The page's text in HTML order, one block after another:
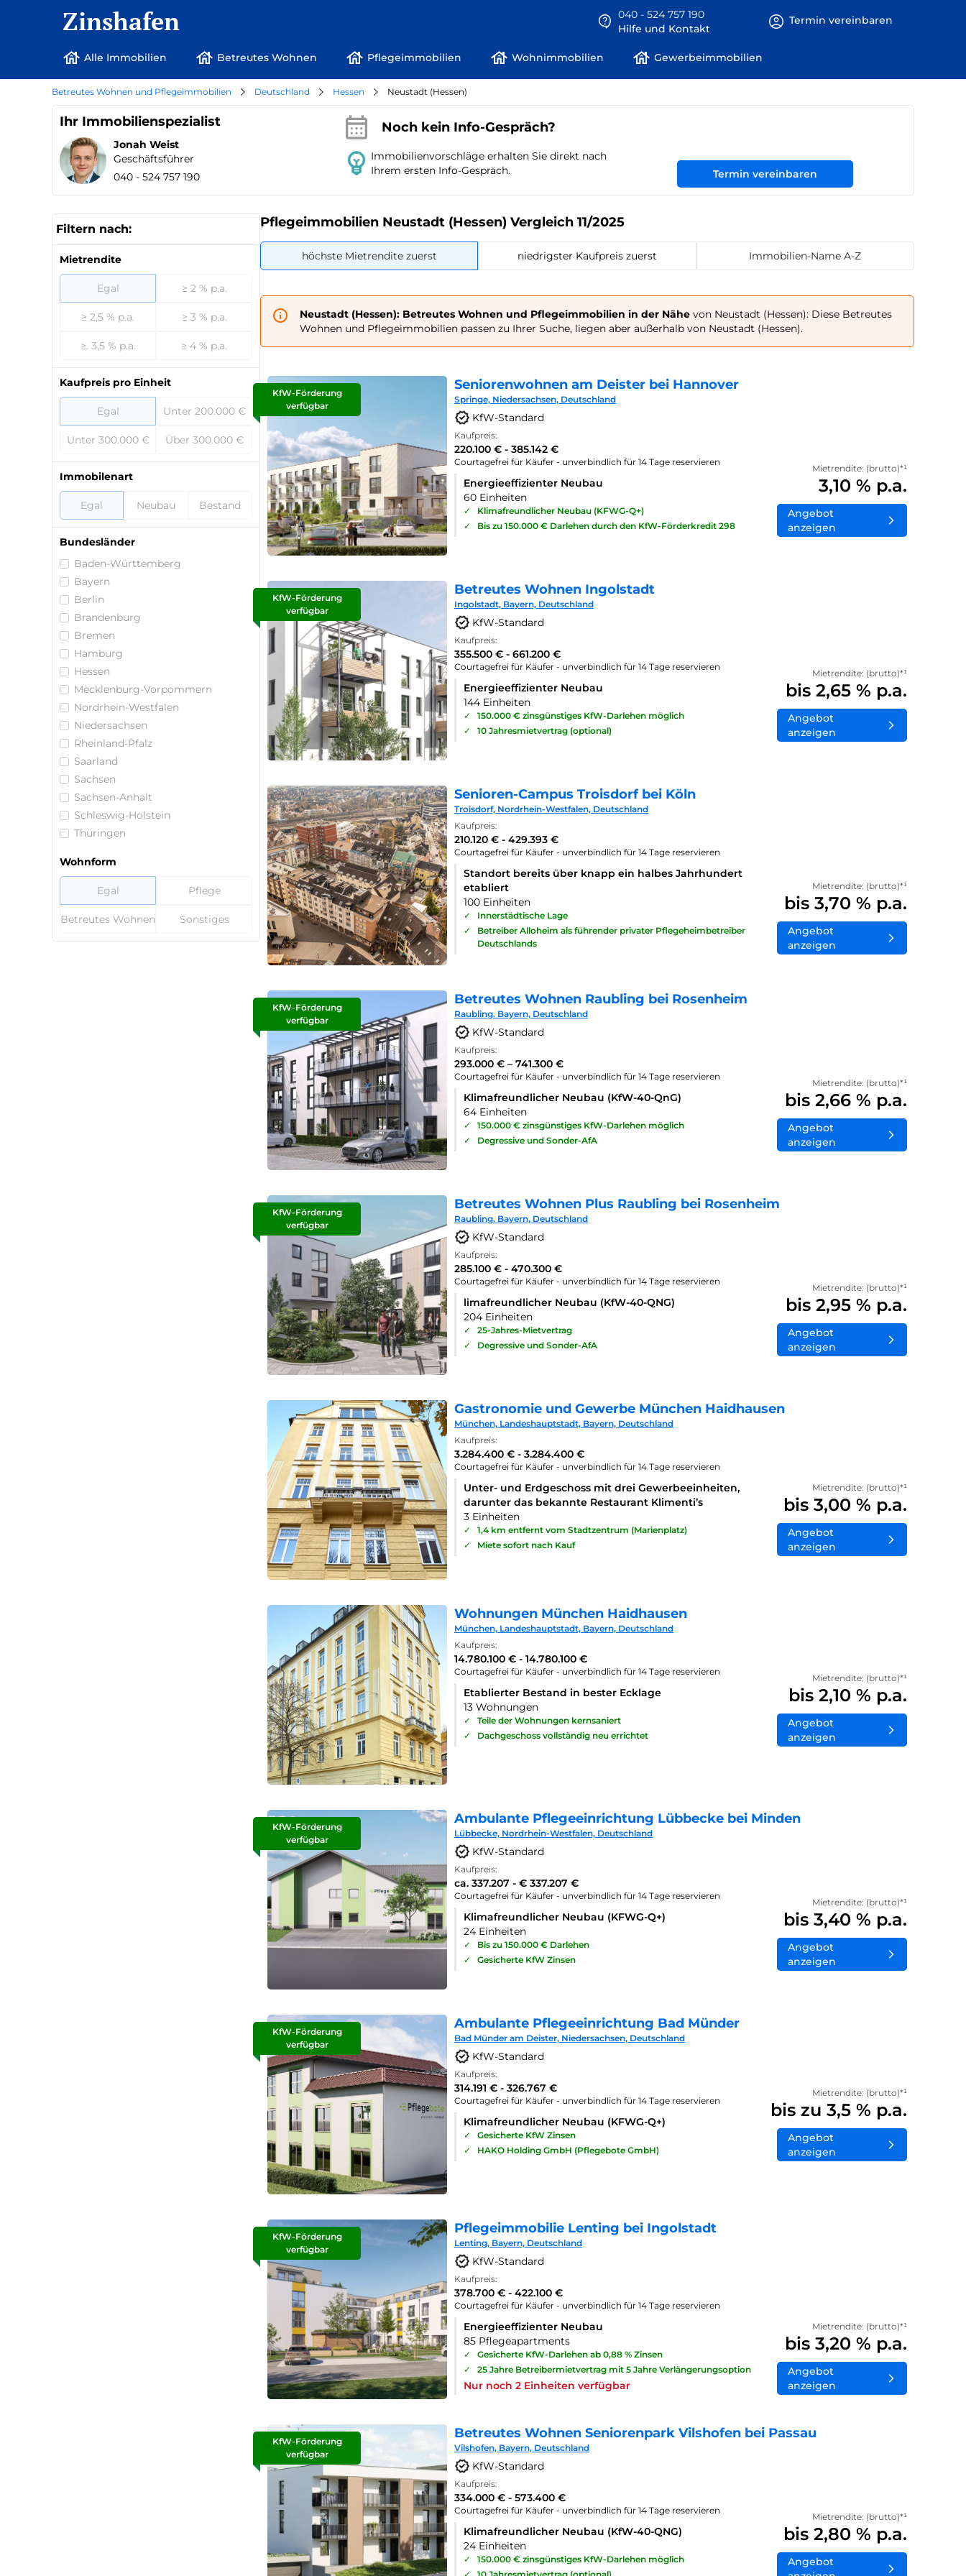
Zinshafen
040 - 524 757 190
Hilfe und Kontakt
Termin vereinbaren
Alle Immobilien Betreutes Wohnen Pflegeimmobilien Wohnimmobilien Gewerbeimmobilien
Betreutes Wohnen und Pflegeimmobilien Deutschland Hessen Neustadt (Hessen)
Ihr Immobilienspezialist
Jonah Weist
Geschäftsführer
040 - 524 757 190
Noch kein Info-Gespräch?
Immobilienvorschläge erhalten Sie direkt nach
Ihrem ersten Info-Gespräch.
Termin vereinbaren
Filtern nach:
Mietrendite
Egal ≥ 2 % p.a.
≥ 2,5 % p.a. ≥ 3 % p.a.
≥. 3,5 % p.a. ≥ 4 % p.a.
Kaufpreis pro Einheit
Egal Unter 200.000 €
Unter 300.000 € Über 300.000 €
Immobilenart
Egal Neubau Bestand
Bundesländer
Baden-Württemberg
Bayern
Berlin
Brandenburg
Bremen
Hamburg
Hessen
Mecklenburg-Vorpommern
Nordrhein-Westfalen
Niedersachsen
Rheinland-Pfalz
Saarland
Sachsen
Sachsen-Anhalt
Schleswig-Holstein
Thüringen
Wohnform
Egal Pflege
Betreutes Wohnen Sonstiges
Pflegeimmobilien Neustadt (Hessen) Vergleich 11/2025
höchste Mietrendite zuerst niedrigster Kaufpreis zuerst Immobilien-Name A-Z
Neustadt (Hessen): Betreutes Wohnen und Pflegeimmobilien in der Nähe von Neustadt (Hessen): Diese Betreutes
Wohnen und Pflegeimmobilien passen zu Ihrer Suche, liegen aber außerhalb von Neustadt (Hessen).
KfW-Förderung
verfügbar
Seniorenwohnen am Deister bei Hannover
Springe, Niedersachsen, Deutschland
KfW-Standard
Kaufpreis:
220.100 € - 385.142 €
Courtagefrei für Käufer - unverbindlich für 14 Tage reservieren
Energieeffizienter Neubau
60 Einheiten
✓
Klimafreundlicher Neubau (KFWG-Q+)
✓
Bis zu 150.000 € Darlehen durch den KfW-Förderkredit 298
Mietrendite: (brutto)*¹
3,10 % p.a.
Angebot
anzeigen
KfW-Förderung
verfügbar
Betreutes Wohnen Ingolstadt
Ingolstadt, Bayern, Deutschland
KfW-Standard
Kaufpreis:
355.500 € - 661.200 €
Courtagefrei für Käufer - unverbindlich für 14 Tage reservieren
Energieeffizienter Neubau
144 Einheiten
✓
150.000 € zinsgünstiges KfW-Darlehen möglich
✓
10 Jahresmietvertrag (optional)
Mietrendite: (brutto)*¹
bis 2,65 % p.a.
Angebot
anzeigen
Senioren-Campus Troisdorf bei Köln
Troisdorf, Nordrhein-Westfalen, Deutschland
Kaufpreis:
210.120 € - 429.393 €
Courtagefrei für Käufer - unverbindlich für 14 Tage reservieren
Standort bereits über knapp ein halbes Jahrhundert
etabliert
100 Einheiten
✓
Innerstädtische Lage
✓
Betreiber Alloheim als führender privater Pflegeheimbetreiber
Deutschlands
Mietrendite: (brutto)*¹
bis 3,70 % p.a.
Angebot
anzeigen
KfW-Förderung
verfügbar
Betreutes Wohnen Raubling bei Rosenheim
Raubling. Bayern, Deutschland
KfW-Standard
Kaufpreis:
293.000 € – 741.300 €
Courtagefrei für Käufer - unverbindlich für 14 Tage reservieren
Klimafreundlicher Neubau (KfW-40-QnG)
64 Einheiten
✓
150.000 € zinsgünstiges KfW-Darlehen möglich
✓
Degressive und Sonder-AfA
Mietrendite: (brutto)*¹
bis 2,66 % p.a.
Angebot
anzeigen
KfW-Förderung
verfügbar
Betreutes Wohnen Plus Raubling bei Rosenheim
Raubling. Bayern, Deutschland
KfW-Standard
Kaufpreis:
285.100 € - 470.300 €
Courtagefrei für Käufer - unverbindlich für 14 Tage reservieren
limafreundlicher Neubau (KfW-40-QNG)
204 Einheiten
✓
25-Jahres-Mietvertrag
✓
Degressive und Sonder-AfA
Mietrendite: (brutto)*¹
bis 2,95 % p.a.
Angebot
anzeigen
Gastronomie und Gewerbe München Haidhausen
München, Landeshauptstadt, Bayern, Deutschland
Kaufpreis:
3.284.400 € - 3.284.400 €
Courtagefrei für Käufer - unverbindlich für 14 Tage reservieren
Unter- und Erdgeschoss mit drei Gewerbeeinheiten,
darunter das bekannte Restaurant Klimenti’s
3 Einheiten
✓
1,4 km entfernt vom Stadtzentrum (Marienplatz)
✓
Miete sofort nach Kauf
Mietrendite: (brutto)*¹
bis 3,00 % p.a.
Angebot
anzeigen
Wohnungen München Haidhausen
München, Landeshauptstadt, Bayern, Deutschland
Kaufpreis:
14.780.100 € - 14.780.100 €
Courtagefrei für Käufer - unverbindlich für 14 Tage reservieren
Etablierter Bestand in bester Ecklage
13 Wohnungen
✓
Teile der Wohnungen kernsaniert
✓
Dachgeschoss vollständig neu errichtet
Mietrendite: (brutto)*¹
bis 2,10 % p.a.
Angebot
anzeigen
KfW-Förderung
verfügbar
Ambulante Pflegeeinrichtung Lübbecke bei Minden
Lübbecke, Nordrhein-Westfalen, Deutschland
KfW-Standard
Kaufpreis:
ca. 337.207 - € 337.207 €
Courtagefrei für Käufer - unverbindlich für 14 Tage reservieren
Klimafreundlicher Neubau (KFWG-Q+)
24 Einheiten
✓
Bis zu 150.000 € Darlehen
✓
Gesicherte KfW Zinsen
Mietrendite: (brutto)*¹
bis 3,40 % p.a.
Angebot
anzeigen
KfW-Förderung
verfügbar
Ambulante Pflegeeinrichtung Bad Münder
Bad Münder am Deister, Niedersachsen, Deutschland
KfW-Standard
Kaufpreis:
314.191 € - 326.767 €
Courtagefrei für Käufer - unverbindlich für 14 Tage reservieren
Klimafreundlicher Neubau (KFWG-Q+)
✓
Gesicherte KfW Zinsen
✓
HAKO Holding GmbH (Pflegebote GmbH)
Mietrendite: (brutto)*¹
bis zu 3,5 % p.a.
Angebot
anzeigen
KfW-Förderung
verfügbar
Pflegeimmobilie Lenting bei Ingolstadt
Lenting, Bayern, Deutschland
KfW-Standard
Kaufpreis:
378.700 € - 422.100 €
Courtagefrei für Käufer - unverbindlich für 14 Tage reservieren
Energieeffizienter Neubau
85 Pflegeapartments
✓
Gesicherte KfW-Darlehen ab 0,88 % Zinsen
✓
25 Jahre Betreibermietvertrag mit 5 Jahre Verlängerungsoption
Nur noch 2 Einheiten verfügbar
Mietrendite: (brutto)*¹
bis 3,20 % p.a.
Angebot
anzeigen
KfW-Förderung
verfügbar
Betreutes Wohnen Seniorenpark Vilshofen bei Passau
Vilshofen, Bayern, Deutschland
KfW-Standard
Kaufpreis:
334.000 € - 573.400 €
Courtagefrei für Käufer - unverbindlich für 14 Tage reservieren
Klimafreundlicher Neubau (KfW-40-QNG)
24 Einheiten
✓
150.000 € zinsgünstiges KfW-Darlehen möglich
Mietrendite: (brutto)*¹
bis 2,80 % p.a.
Angebot